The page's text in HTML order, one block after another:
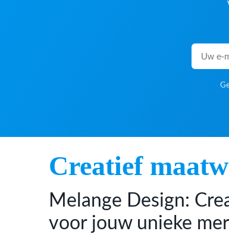
Creatief
Melange Design:
voor jouw unieke